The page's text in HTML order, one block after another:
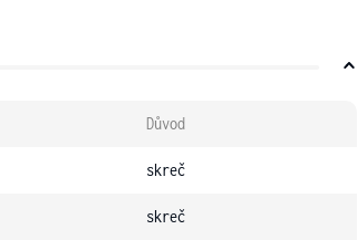
Důvod
skreč
skreč